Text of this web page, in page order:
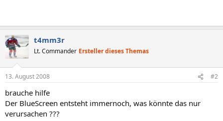
t4mm3r
Lt. Commander Ersteller dieses Themas
13. August 2008 #2
brauche hilfe
Der BlueScreen entsteht immernoch, was könnte das nur
verursachen ???